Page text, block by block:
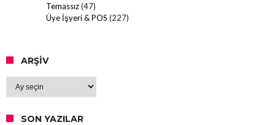
Temassız(47)
Üye İşyeri & POS (227)
ARŞIV
SON YAZILAR